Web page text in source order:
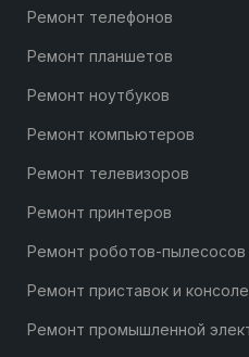
Ремонт телефонов
Ремонт планшетов
Ремонт ноутбуков
Ремонт компьютеров
Ремонт телевизоров
Ремонт принтеров
Ремонт роботов-пылесосов
Ремонт приставок и
Ремонт промышленной